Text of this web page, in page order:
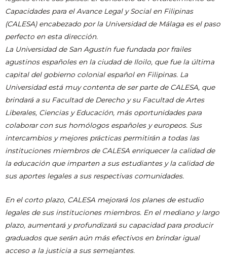
Capacidades para el Avance Legal y Social en Filipinas
(CALESA) encabezado por la Universidad de Málaga es el paso
perfecto en esta dirección.
La Universidad de San Agustín fue fundada por frailes
agustinos españoles en la ciudad de Iloilo, que fue la última
capital del gobierno colonial español en Filipinas. La
Universidad está muy contenta de ser parte de CALESA, que
brindará a su Facultad de Derecho y su Facultad de Artes
Liberales, Ciencias y Educación, más oportunidades para
colaborar con sus homólogos españoles y europeos. Sus
intercambios y mejores prácticas permitirán a todas las
instituciones miembros de CALESA enriquecer la calidad de
la educación que imparten a sus estudiantes y la calidad de
sus aportes legales a sus respectivas comunidades.
En el corto plazo, CALESA mejorará los planes de estudio
legales de sus instituciones miembros. En el mediano y largo
plazo, aumentará y profundizará su capacidad para producir
graduados que serán aún más efectivos en brindar igual
acceso a la justicia a sus semejantes.